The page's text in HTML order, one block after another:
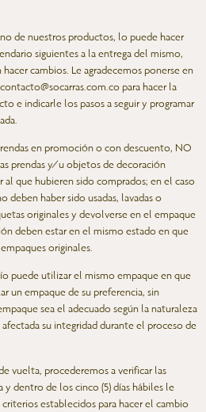
de nuestros productos, lo puede hacer
siguientes a la entrega del mismo,
cambios. Le agradecemos ponerse en
contacto@socarras.com.co para hacer la
e indicarle los pasos a seguir y programar
en promoción o con descuento, NO
prendas y/u objetos de decoración
al que hubieren sido comprados; en el caso
deben haber sido usadas, lavadas o
originales y devolverse en el empaque
deben estar en el mismo estado en que
originales.
puede utilizar el mismo empaque en que
un empaque de su preferencia, sin
sea el adecuado según la naturaleza
su integridad durante el proceso de
vuelta, procederemos a verificar las
dentro de los cinco (5) días hábiles le
establecidos para hacer el cambio